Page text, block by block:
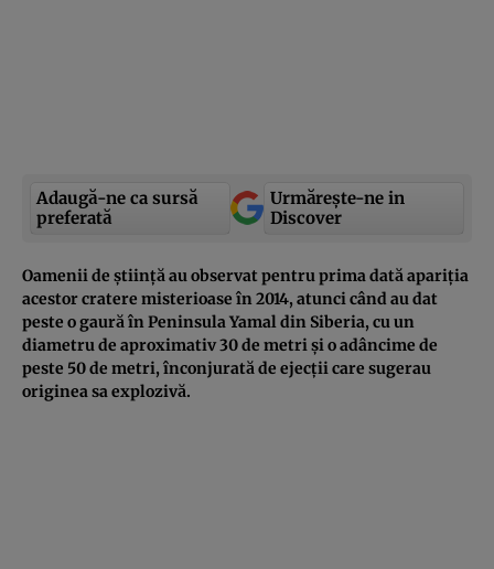
Adaugă-ne ca sursă
preferată
Urmărește-ne in
Discover
Oamenii de știință au observat pentru prima dată apariția
acestor cratere misterioase în 2014, atunci când au dat
peste o gaură în Peninsula Yamal din Siberia, cu un
diametru de aproximativ 30 de metri și o adâncime de
peste 50 de metri, înconjurată de ejecții care sugerau
originea sa explozivă.